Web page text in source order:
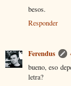
besos.
Responder
Ferendus
bueno, eso
letra?